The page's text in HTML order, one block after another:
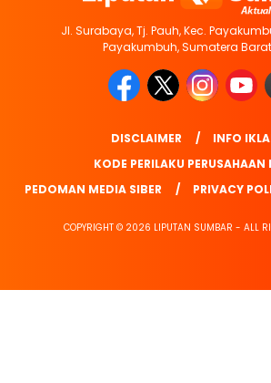
Jl. Surabaya, Tj. Pauh, Kec.
Payakumbuh, Sumatera Barat
DISCLAIMER
INFO
KODE PERILAKU PERUSAHAAN
PEDOMAN MEDIA SIBER
PRIVACY
COPYRIGHT © 2026 LIPUTAN SUMBAR - ALL